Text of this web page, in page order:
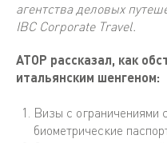
агентства деловых
IBC Corporate Travel.
АТОР рассказал, как
итальянским шенгеном:
Визы с ограничениями
биометрические